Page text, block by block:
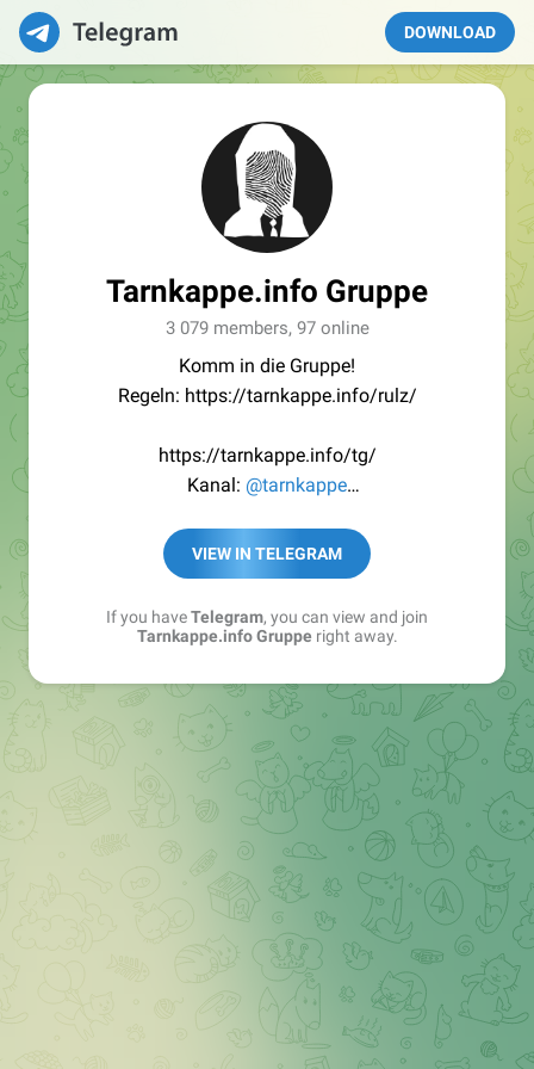
DOWNLOAD
Tarnkappe.info Gruppe
3 079 members, 97 online
Komm in die Gruppe!
Regeln: https://tarnkappe.info/rulz/
https://tarnkappe.info/tg/
Kanal: @tarnkappe
Best of:@bestoftarnkappe
Kochen: https://t.me/+WSW5F1VcmhliMjk6
VIEW IN TELEGRAM
If you haveTelegram, you can view and join
Tarnkappe.info Grupperight away.